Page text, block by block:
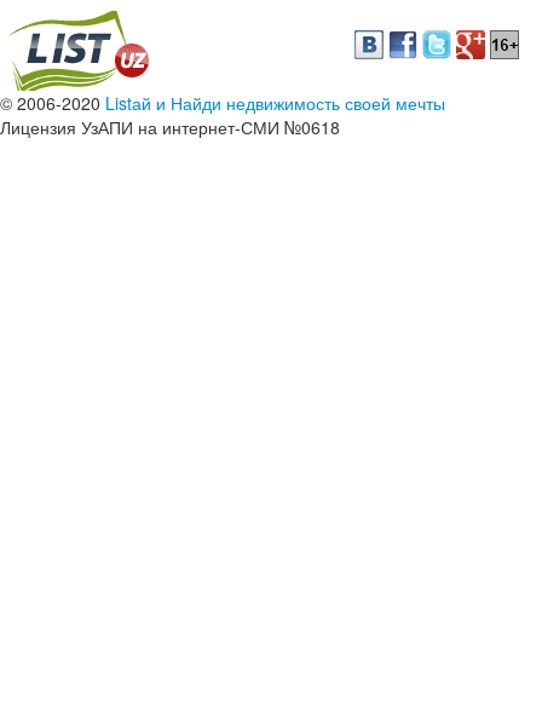
© 2006-2020 Listай и Найди недвижимость своей мечты
Лицензия УзАПИ на интернет-СМИ №0618